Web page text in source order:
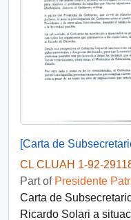
CL CLUAH 1-92-
Part of Presidente
Carta de
Ricardo Solari a